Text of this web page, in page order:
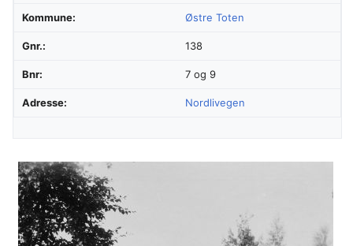
Kommune: Østre Toten
Gnr.: 138
Bnr: 7 og 9
Adresse: Nordlivegen